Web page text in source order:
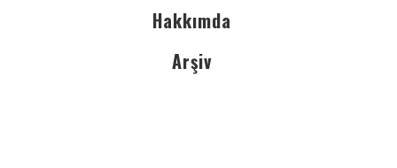
Hakkımda
Arşiv